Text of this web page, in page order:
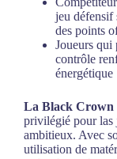
Profil
pour
Piton
Cette raquette
profils suivants :